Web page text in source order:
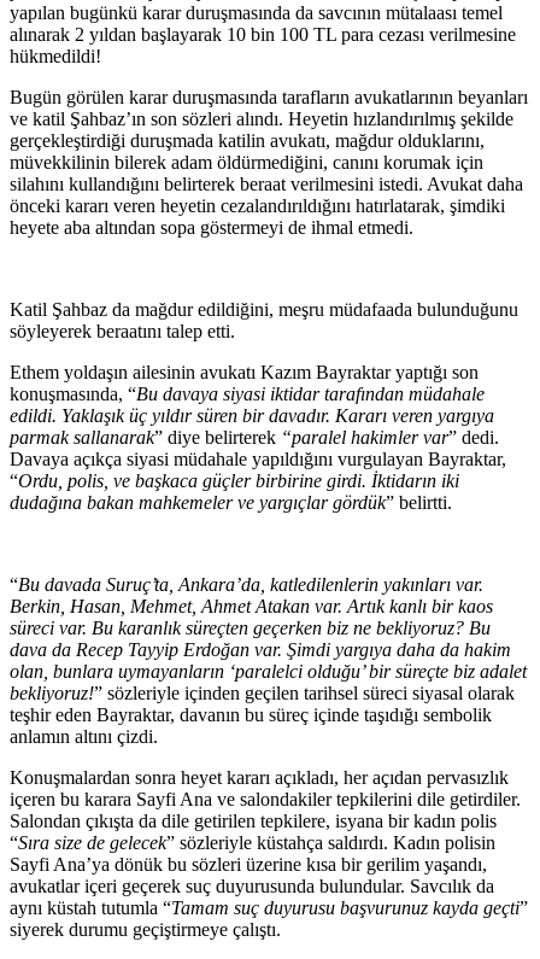
yapılan bugünkü karar duruşmasında da savcının mütalaası temel
alınarak 2 yıldan başlayarak 10 bin 100 TL para cezası verilmesine
hükmedildi!
Bugün görülen karar duruşmasında tarafların avukatlarının beyanları
ve katil Şahbaz’ın son sözleri alındı. Heyetin hızlandırılmış şekilde
gerçekleştirdiği duruşmada katilin avukatı, mağdur olduklarını,
müvekkilinin bilerek adam öldürmediğini, canını korumak için
silahını kullandığını belirterek beraat verilmesini istedi. Avukat daha
önceki kararı veren heyetin cezalandırıldığını hatırlatarak, şimdiki
heyete aba altından sopa göstermeyi de ihmal etmedi.
Katil Şahbaz da mağdur edildiğini, meşru müdafaada bulunduğunu
söyleyerek beraatını talep etti.
Ethem yoldaşın ailesinin avukatı Kazım Bayraktar yaptığı son
konuşmasında, “Bu davaya siyasi iktidar tarafından müdahale
edildi. Yaklaşık üç yıldır süren bir davadır. Kararı veren yargıya
parmak sallanarak” diye belirterek “paralel hakimler var” dedi.
Davaya açıkça siyasi müdahale yapıldığını vurgulayan Bayraktar,
“Ordu, polis, ve başkaca güçler birbirine girdi. İktidarın iki
dudağına bakan mahkemeler ve yargıçlar gördük” belirtti.
“Bu davada Suruç’ta, Ankara’da, katledilenlerin yakınları var.
Berkin, Hasan, Mehmet, Ahmet Atakan var. Artık kanlı bir kaos
süreci var. Bu karanlık süreçten geçerken biz ne bekliyoruz? Bu
dava da Recep Tayyip Erdoğan var. Şimdi yargıya daha da hakim
olan, bunlara uymayanların ‘paralelci olduğu’ bir süreçte biz adalet
bekliyoruz!” sözleriyle içinden geçilen tarihsel süreci siyasal olarak
teşhir eden Bayraktar, davanın bu süreç içinde taşıdığı sembolik
anlamın altını çizdi.
Konuşmalardan sonra heyet kararı açıkladı, her açıdan pervasızlık
içeren bu karara Sayfi Ana ve salondakiler tepkilerini dile getirdiler.
Salondan çıkışta da dile getirilen tepkilere, isyana bir kadın polis
“Sıra size de gelecek” sözleriyle küstahça saldırdı. Kadın polisin
Sayfi Ana’ya dönük bu sözleri üzerine kısa bir gerilim yaşandı,
avukatlar içeri geçerek suç duyurusunda bulundular. Savcılık da
aynı küstah tutumla “Tamam suç duyurusu başvurunuz kayda geçti”
siyerek durumu geçiştirmeye çalıştı.